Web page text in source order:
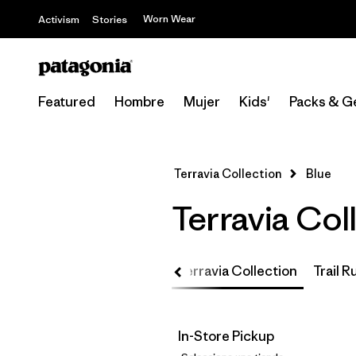
Activism Stories Worn Wear
Featured Hombre Mujer Kids' Packs &
Terravia Collection Blue
Terravia
Terravia Collection Trail
In-Store Pickup